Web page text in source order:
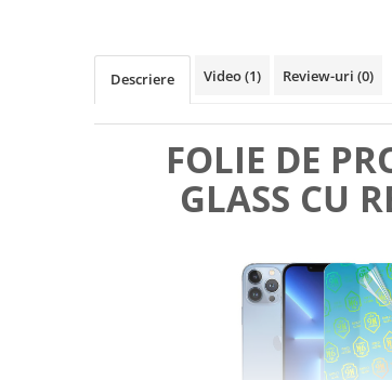
Descriere Video(1) Review-uri (0)
FOLIE DE
GLASS CU